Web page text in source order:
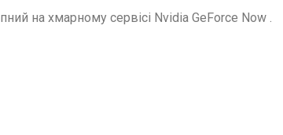
на хмарному сервісі Nvidia GeForce Now .